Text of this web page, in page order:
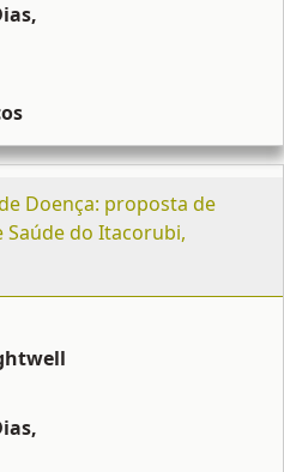
Doença: proposta de
Saúde do Itacorubi,